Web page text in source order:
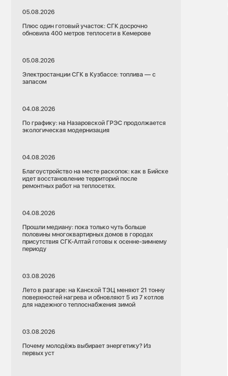
05.08.2026
Плюс один готовый участок: СГК досрочно
обновила 400 метров теплосети в Кемерове
05.08.2026
Электростанции СГК в Кузбассе: топлива — с
запасом
04.08.2026
По графику: на Назаровской ГРЭС продолжается
экологическая модернизация
04.08.2026
Благоустройство на месте раскопок: как в Бийске
идет восстановление территорий после
ремонтных работ на теплосетях.
04.08.2026
Прошли медиану: пока только чуть больше
половины многоквартирных домов в городах
присутствия СГК-Алтай готовы к осенне-зимнему
периоду
03.08.2026
Лето в разгаре: на Канской ТЭЦ меняют 21 тонну
поверхностей нагрева и обновляют 5 из 7 котлов
для надежного теплоснабжения зимой
03.08.2026
Почему молодёжь выбирает энергетику? Из
первых уст